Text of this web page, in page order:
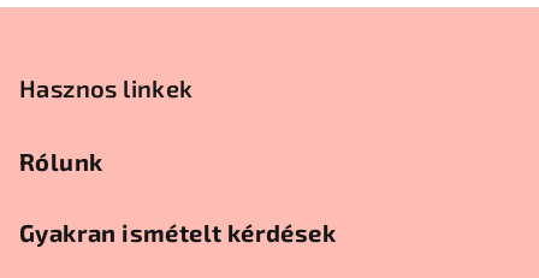
Hasznos linkek
Rólunk
Gyakran ismételt kérdések